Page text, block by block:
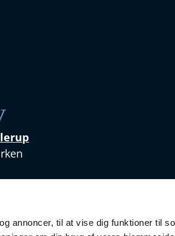
annoncer, til at vise dig funktioner til